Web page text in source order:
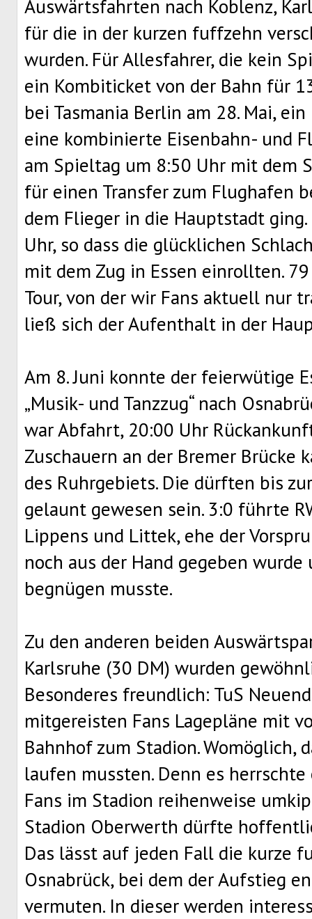
Auswärtsfahrten nach Koblenz,
für die in der kurzen fuffzehn
wurden. Für Allesfahrer, die kein
ein Kombiticket von der Bahn für
bei Tasmania Berlin am 28. Mai,
eine kombinierte Eisenbahn- und
am Spieltag um 8:50 Uhr mit dem
für einen Transfer zum Flughafen
dem Flieger in die Hauptstadt
Uhr, so dass die glücklichen
mit dem Zug in Essen einrollten.
Tour, von der wir Fans aktuell nur
ließ sich der Aufenthalt in der
Am 8. Juni konnte der feierwütige
„Musik- und Tanzzug“ nach
war Abfahrt, 20:00 Uhr
Zuschauern an der Bremer Brücke
des Ruhrgebiets. Die dürften bis
gelaunt gewesen sein. 3:0 führte
Lippens und Littek, ehe der
noch aus der Hand gegeben
begnügen musste.
Zu den anderen beiden
Karlsruhe (30 DM) wurden
Besonderes freundlich: TuS
mitgereisten Fans Lagepläne mit
Bahnhof zum Stadion.
laufen mussten. Denn es
Fans im Stadion reihenweise
Stadion Oberwerth dürfte
Das lässt auf jeden Fall die kurze
Osnabrück, bei dem der Aufstieg
vermuten. In dieser werden